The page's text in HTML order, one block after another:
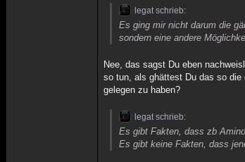
legat schrieb:
Es ging mir nicht darum die
sondern eine andere
Nee, das sagst Du eben
so tun, als ghättest Du das so
gelegen zu haben?
legat schrieb:
Es gibt Fakten, dass zb
Es gibt keine Fakten, dass